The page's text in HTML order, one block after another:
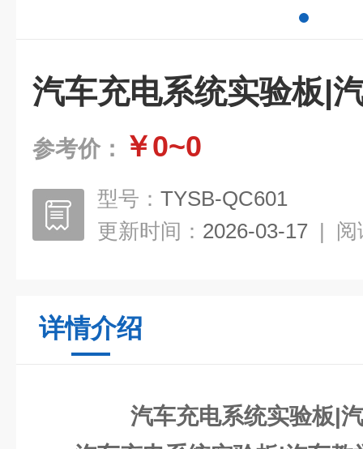
汽车充电系统实验板|
参考价： ￥0~0
型号： TYSB-QC601
更新时间： 2026-03-17 | 阅
详情介绍
汽车充电系统实验板|